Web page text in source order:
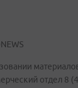
отдел 8